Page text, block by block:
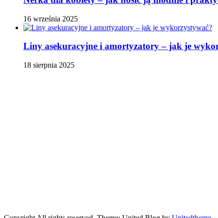
16 września 2025
Liny asekuracyjne i amortyzatory – jak je
18 sierpnia 2025